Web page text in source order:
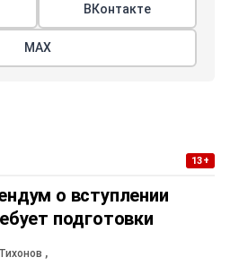
ВКонтакте
МАХ
13+
о вступлении
подготовки
,